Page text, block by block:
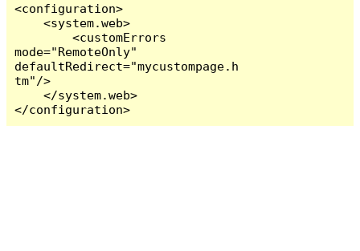
<configuration>
    <system.web>
        <customErrors
mode="RemoteOnly"
defaultRedirect="mycustompage.h
tm"/>
    </system.web>
</configuration>